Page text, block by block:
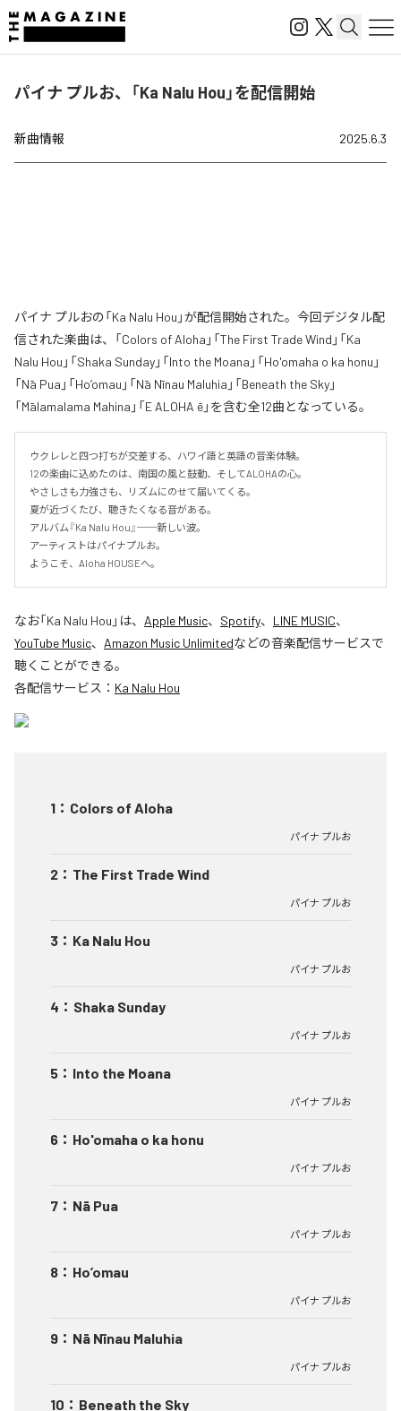
パイナ プルお、「Ka Nalu Hou」を配信開始
新曲情報 2025.6.3
パイナ プルおの「Ka Nalu Hou」が配信開始された。今回デジタル配
信された楽曲は、「Colors of Aloha」「The First Trade Wind」「Ka
Nalu Hou」「Shaka Sunday」「Into the Moana」「Ho'omaha o ka honu」
「Nā Pua」「Ho’omau」「Nā Nīnau Maluhia」「Beneath the Sky」
「Mālamalama Mahina」「E ALOHA ē」を含む全12曲となっている。
ウクレレと四つ打ちが交差する、ハワイ語と英語の音楽体験。
12の楽曲に込めたのは、南国の風と鼓動、そしてALOHAの心。
やさしさも力強さも、リズムにのせて届いてくる。
夏が近づくたび、聴きたくなる音がある。
アルバム『Ka Nalu Hou』──新しい波。
アーティストはパイナプルお。
ようこそ、Aloha HOUSEへ。
なお「Ka Nalu Hou 」は、 Apple Music、 Spotify、 LINE MUSIC、
YouTube Music、 Amazon Music Unlimitedなどの音楽配信サービスで
聴くことができる。
各配信サービス： Ka Nalu Hou
1 ： Colors of Aloha
パイナ プルお
2 ： The First Trade Wind
パイナ プルお
3 ： Ka Nalu Hou
パイナ プルお
4 ： Shaka Sunday
パイナ プルお
5 ： Into the Moana
パイナ プルお
6 ： Ho'omaha o ka honu
パイナ プルお
7 ： Nā Pua
パイナ プルお
8 ： Ho’omau
パイナ プルお
9 ： Nā Nīnau Maluhia
パイナ プルお
10 ： Beneath the Sky